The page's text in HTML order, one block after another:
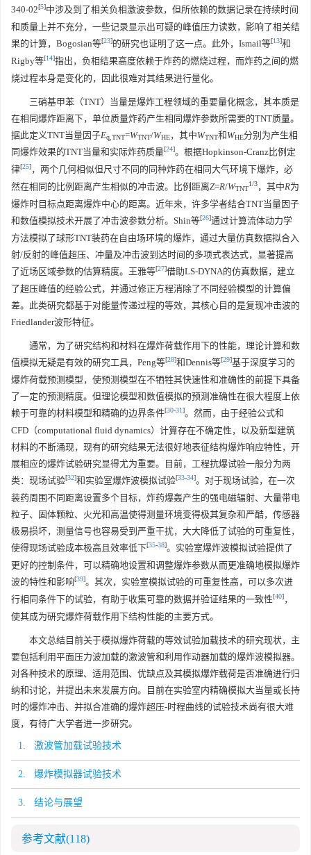
340-02[5]中涉及到了相关负相激波参数，但所依赖的数据记录在持续时间
和质量上并不充分，一些记录显示出可疑的峰值压力读数，影响了相关结
果的计算，Bogosian等[23]的研究也证明了这一点。此外，Ismail等[13]和
Rigby等[14]指出，负相结果高度依赖于炸药的燃烧过程，而炸药之间的燃
烧过程本身是变化的，因此很难对其结果进行量化。
三硝基甲苯（TNT）当量是爆炸工程领域的重要量化概念，其本质是
在相同爆炸距离下，单位质量炸药产生相同爆炸参数所需要的TNT质量。
据此定义TNT当量因子Eq,TNT=WTNT/WHE，其中WTNT和WHE分别为产生相
同爆炸效果的TNT当量和实际炸药质量[24]。根据Hopkinson-Cranz比例定
律[25]，两个几何相似但尺寸不同的同种炸药在相同大气环境下爆炸，必
然在相同的比例距离产生相似的冲击波。比例距离Z=R/WTNT
1/3，其中R为
爆炸时目标点距离爆炸中心的距离。近年来，许多学者结合TNT当量因子
和数值模拟技术开展了冲击波参数分析。Shin等[26]通过计算流体动力学
方法模拟了球形TNT装药在自由场环境的爆炸，通过大量仿真数据拟合入
射/反射的峰值超压、冲量及冲击波到达时间的多项式表达式，显著提高
了近场区域参数的估算精度。王雅等[27]借助LS-DYNA的仿真数据，建立
了超压峰值的经验公式，并通过修正方程消除了不同经验模型的计算偏
差。此类研究都基于对能量传递过程的等效，其核心目的是复现冲击波的
Friedlander波形特征。
通常，为了研究结构和材料在爆炸荷载作用下的性能，理论计算和数
值模拟无疑是有效的研究工具，Peng等[28]和Dennis等[29]基于深度学习的
爆炸荷载预测模型，使预测模型在不牺牲其快速性和准确性的前提下具备
了一定的预测精度。但理论模型和数值模拟的预测准确性在很大程度上依
赖于可靠的材料模型和精确的边界条件[30-31]。然而，由于经验公式和
CFD（computational fluid dynamics）计算存在不确定性，以及新型建筑
材料的不断涌现，现有的研究结果无法很好地表征结构爆炸响应特性，开
展相应的爆炸试验研究显得尤为重要。目前，工程抗爆试验一般分为两
类：现场试验[32]和实验室爆炸波模拟试验[33-34]。对于现场试验，在一次
装药周围不同距离设置多个目标，炸药爆轰产生的强电磁辐射、大量带电
粒子、固体颗粒、火光和高温使得测量环境变得极其复杂和严酷，传感器
极易损坏，测量信号也容易受到严重干扰，大大降低了试验的可重复性，
使得现场试验成本极高且效率低下[35-38]。实验室爆炸波模拟试验提供了
更好的控制条件，可以精确地设置和调整爆炸参数从而更准确地模拟爆炸
波的特性和影响[39]。其次，实验室模拟试验的可重复性高，可以多次进
行相同条件下的试验，有助于收集可靠的数据并验证结果的一致性[40]，
使其成为研究爆炸荷载作用下结构性能的主要方式。
本文总结目前关于模拟爆炸荷载的等效试验加载技术的研究现状，主
要包括利用平面压力波加载的激波管和利用作动器加载的爆炸波模拟器。
对各种技术的原理、适用范围、优缺点及其模拟爆炸载荷是否准确进行归
纳和讨论，并提出未来发展方向。目前在实验室内精确模拟大当量或长持
时的爆炸冲击、并拟合准确的爆炸超压-时程曲线的试验技术尚有很大难
度，有待广大学者进一步研究。
1. 激波管加载试验技术
2. 爆炸模拟器试验技术
3. 结论与展望
参考文献(118)